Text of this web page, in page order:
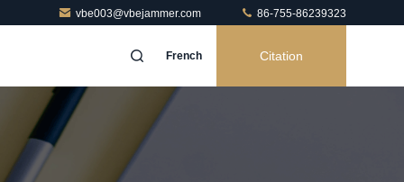
vbe003@vbejammer.com 86-755-86239323
French Citation